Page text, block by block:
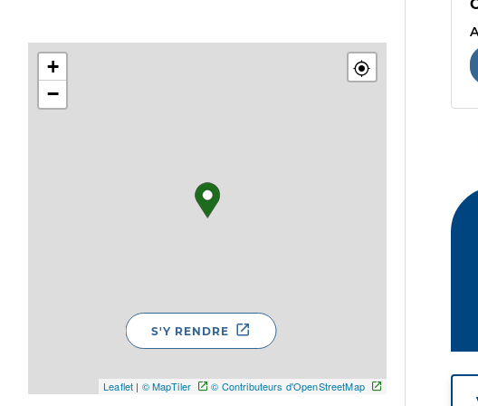
+
−
Leaflet | © MapTiler © Contributeurs d'OpenStreetMap
S'Y RENDRE